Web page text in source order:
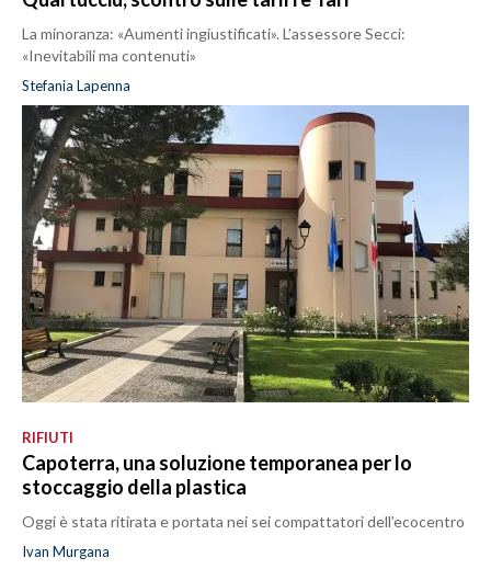
La minoranza: «Aumenti ingiustificati». L’assessore Secci:
«Inevitabili ma contenuti»
Stefania Lapenna
RIFIUTI
Capoterra, una soluzione temporanea per lo
stoccaggio della plastica
Oggi è stata ritirata e portata nei sei compattatori dell’ecocentro
Ivan Murgana